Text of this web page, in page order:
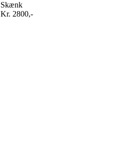
Skænk
Kr. 2800,-